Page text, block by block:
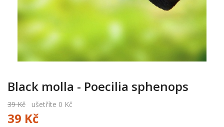
Black molla - Poecilia sphenops
39 Kč ušetříte 0 Kč
39 Kč